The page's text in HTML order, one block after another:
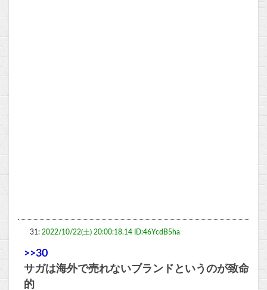
31: 2022/10/22(土) 20:00:18.14 ID:46YcdB5ha
>>30
サガは海外で売れないブランドというのが致命
的